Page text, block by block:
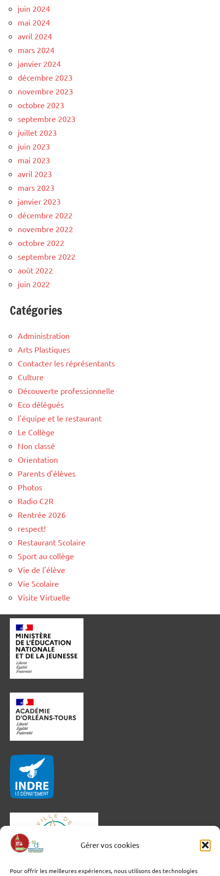
Gérer vos cookies
Pour offrir les meilleures expériences, nous utilisons des technologies
juin 2024
mai 2024
avril 2024
mars 2024
janvier 2024
décembre 2023
novembre 2023
octobre 2023
septembre 2023
juillet 2023
juin 2023
mai 2023
avril 2023
mars 2023
janvier 2023
décembre 2022
novembre 2022
octobre 2022
septembre 2022
août 2022
juin 2022
Catégories
Administration
Arts Plastiques
Contacter les réprésentants
Culture
Découverte professionnelle
Eco délégués
l'équipe et le restaurant
Le Collège
Non classé
Orientation
Parents d'élèves
Photos
Radio C2R
Rentrée 2026
respect!
Restaurant Scolaire
Sport au collège
Vie de l'élève
Vie Scolaire
Visite Virtuelle